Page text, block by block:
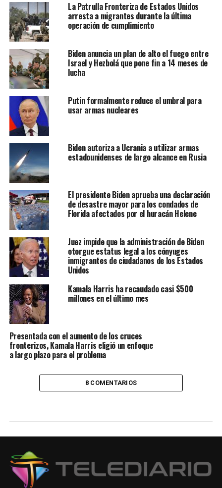
La Patrulla Fronteriza de Estados Unidos
arresta a migrantes durante la última
operación de cumplimiento
Biden anuncia un plan de alto el fuego entre
Israel y Hezbolá que pone fin a 14 meses de
lucha
Putin formalmente reduce el umbral para
usar armas nucleares
Biden autoriza a Ucrania a utilizar armas
estadounidenses de largo alcance en Rusia
El presidente Biden aprueba una declaración
de desastre mayor para los condados de
Florida afectados por el huracán Helene
Juez impide que la administración de Biden
otorgue estatus legal a los cónyuges
inmigrantes de ciudadanos de los Estados
Unidos
Kamala Harris ha recaudado casi $500
millones en el último mes
Presentada con el aumento de los cruces
fronterizos, Kamala Harris eligió un enfoque
a largo plazo para el problema
8 COMENTARIOS